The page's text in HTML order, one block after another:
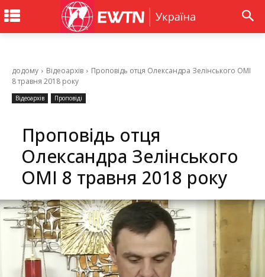
додому Відеоархів
Проповідь отця Олександра Зелінського ОМІ
8 травня 2018 року
Відеоархів Проповіді
Проповідь отця
Олександра Зелінського
ОМІ 8 травня 2018 року